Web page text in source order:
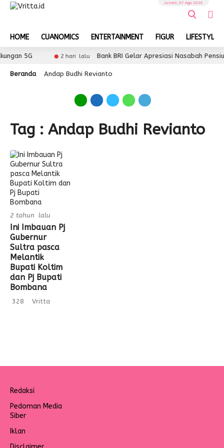
HOME CUANOMICS ENTERTAINMENT FIGUR LIFESTYLE
Jumat, 07 Agu 2026
5G 2 hari lalu Bank BRI Gelar Apresiasi Nasabah
Beranda Andap Budhi Revianto
Tag : Andap Budhi Revianto
2 tahun lalu
Ini Imbauan Pj
Gubernur
Sultra pasca
Melantik
Bupati Koltim
dan Pj Bupati
Bombana
328 Vritta
Redaksi
Pedoman Media
Siber
Iklan